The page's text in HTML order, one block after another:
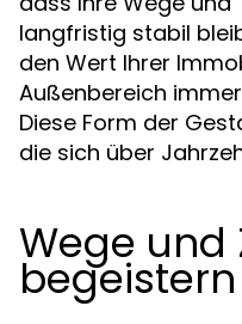
langfristig stabil
den Wert Ihrer
Außenbereich
Diese Form der
die sich über
Wege und
begeistern